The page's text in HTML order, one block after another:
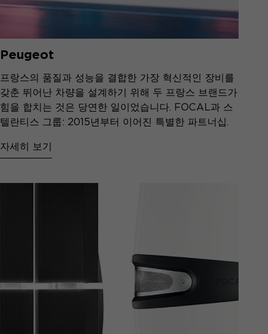
Peugeot
프랑스의 품질과 성능을 결합한 가장 혁신적인 장비를
갖춘 뛰어난 차량을 설계하기 위해 두 프랑스 브랜드가
힘을 합치는 것은 당연한 일이었습니다. FOCAL과 스
텔란티스 그룹: 2015년부터 이어진 특별한 파트너십.
자세히 보기